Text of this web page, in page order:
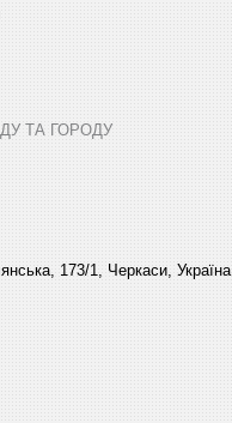
ТА ГОРОДУ
173/1, Черкаси, Україна